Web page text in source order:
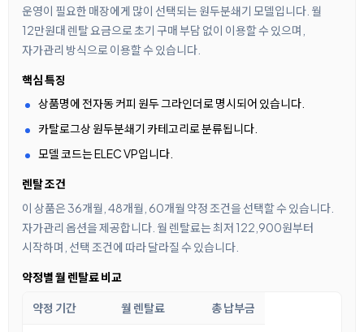
운영이 필요한 매장에게 많이 선택되는 원두분쇄기 모델입니다. 월
12만원대 렌탈 요금으로 초기 구매 부담 없이 이용할 수 있으며,
자가관리 방식으로 이용할 수 있습니다.
핵심 특징
상품명에 전자동 커피 원두 그라인더로 명시되어 있습니다.
카탈로그상 원두분쇄기 카테고리로 분류됩니다.
모델 코드는 ELEC VP입니다.
렌탈 조건
이 상품은 36개월, 48개월, 60개월 약정 조건을 선택할 수 있습니다.
자가관리 옵션을 제공합니다. 월 렌탈료는 최저 122,900원부터
시작하며, 선택 조건에 따라 달라질 수 있습니다.
약정별 월 렌탈료 비교
약정 기간 월 렌탈료 총 납부금